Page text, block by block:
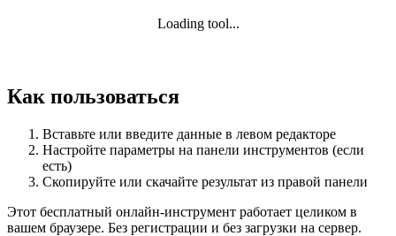
Loading tool...
Как пользоваться
Вставьте или введите данные в левом редакторе
Настройте параметры на панели инструментов (если
есть)
Скопируйте или скачайте результат из правой панели
Этот бесплатный онлайн‑инструмент работает целиком в
вашем браузере. Без регистрации и без загрузки на сервер.